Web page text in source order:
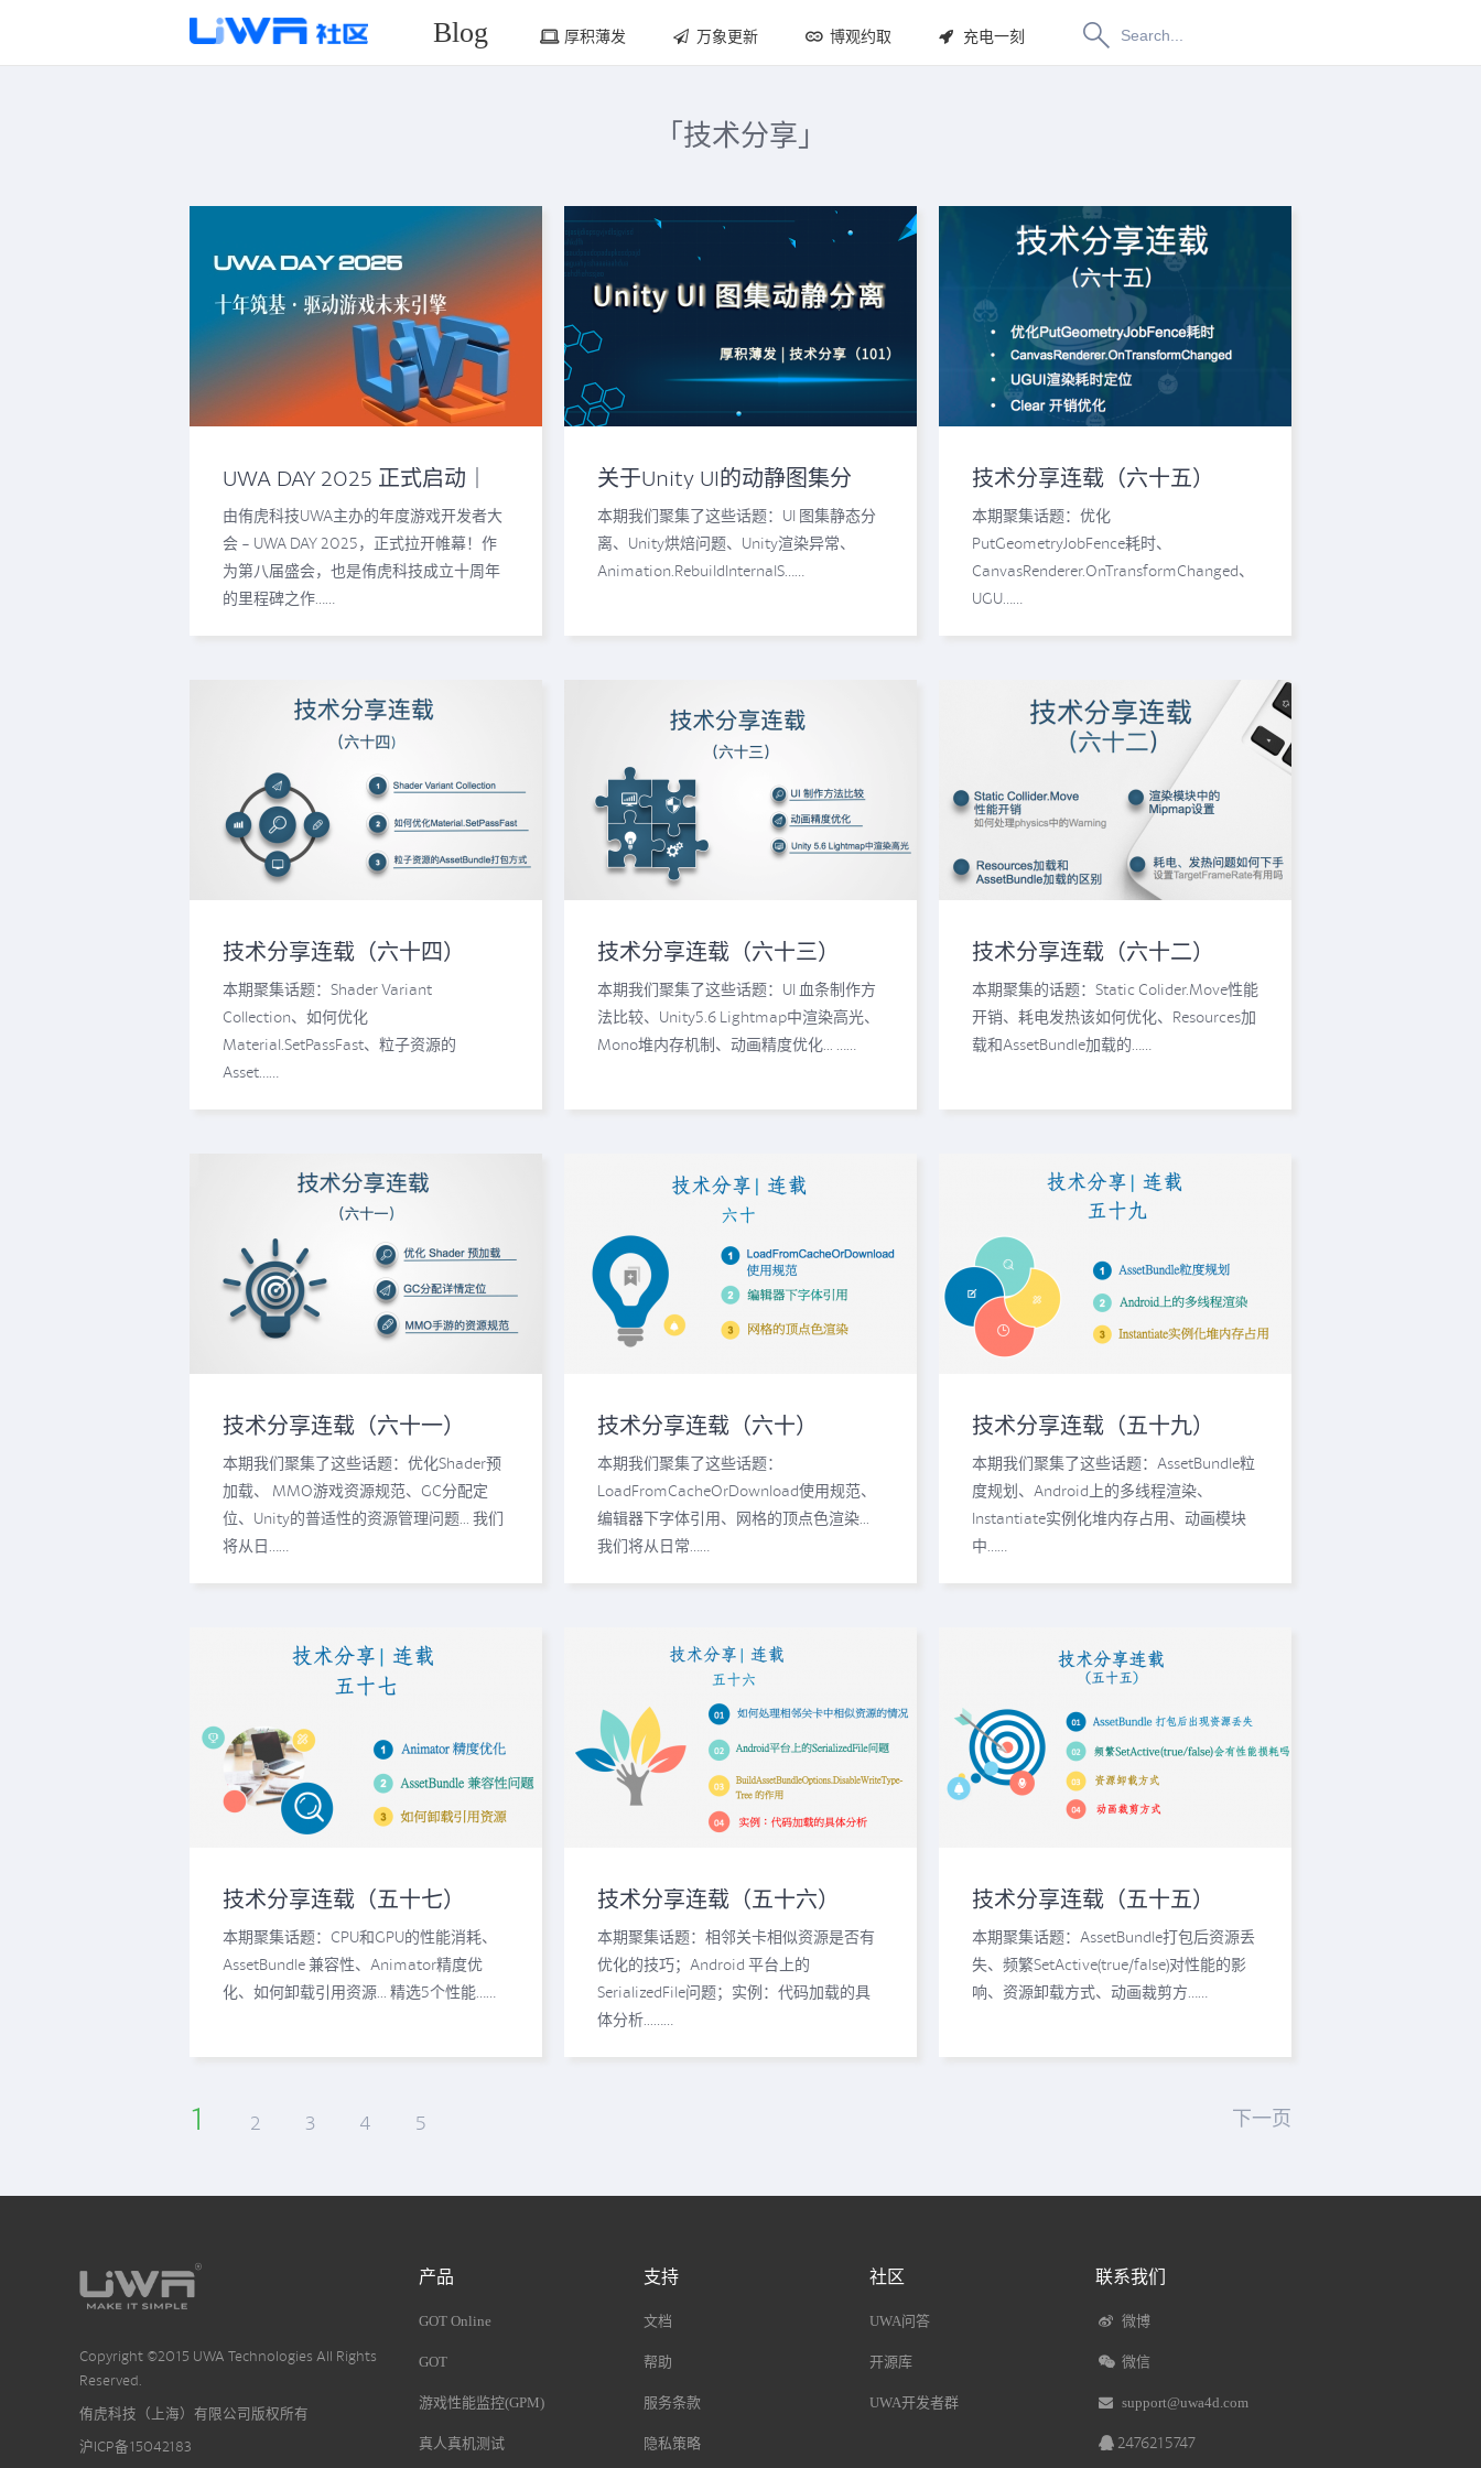
Blog 厚积薄发 万象更新 博观约取 充电一刻 博物纳新
「技术分享」
UWA DAY 2025 正式启动｜
十年筑基，驱动游戏未来引擎
由侑虎科技UWA主办的年度游戏开发者大
会 - UWA DAY 2025，正式拉开帷幕！作
为第八届盛会，也是侑虎科技成立十周年
的里程碑之作……
关于Unity UI的动静图集分
离，你需要了解这些！
本期我们聚集了这些话题：UI 图集静态分
离、Unity烘焙问题、Unity渲染异常、
Animation.RebuildInternalS……
技术分享连载（六十五）
本期聚集话题：优化
PutGeometryJobFence耗时、
CanvasRenderer.OnTransformChanged、
UGU……
技术分享连载（六十四）
本期聚集话题：Shader Variant
Collection、如何优化
Material.SetPassFast、粒子资源的
Asset……
技术分享连载（六十三）
本期我们聚集了这些话题：UI 血条制作方
法比较、Unity5.6 Lightmap中渲染高光、
Mono堆内存机制、动画精度优化... ……
技术分享连载（六十二）
本期聚集的话题：Static Colider.Move性能
开销、耗电发热该如何优化、Resources加
载和AssetBundle加载的……
技术分享连载（六十一）
本期我们聚集了这些话题：优化Shader预
加载、 MMO游戏资源规范、GC分配定
位、Unity的普适性的资源管理问题... 我们
将从日……
技术分享连载（六十）
本期我们聚集了这些话题：
LoadFromCacheOrDownload使用规范、
编辑器下字体引用、网格的顶点色渲染...
我们将从日常……
技术分享连载（五十九）
本期我们聚集了这些话题：AssetBundle粒
度规划、Android上的多线程渲染、
Instantiate实例化堆内存占用、动画模块
中……
技术分享连载（五十七）
本期聚集话题：CPU和GPU的性能消耗、
AssetBundle 兼容性、Animator精度优
化、如何卸载引用资源... 精选5个性能……
技术分享连载（五十六）
本期聚集话题：相邻关卡相似资源是否有
优化的技巧；Android 平台上的
SerializedFile问题；实例：代码加载的具
体分析...……
技术分享连载（五十五）
本期聚集话题：AssetBundle打包后资源丢
失、频繁SetActive(true/false)对性能的影
响、资源卸载方式、动画裁剪方……
1 2 3 4 5 下一页
Copyright ©2015 UWA Technologies All Rights
Reserved.
侑虎科技（上海）有限公司版权所有
沪ICP备15042183
产品
GOT Online
GOT
游戏性能监控(GPM)
真人真机测试
支持
文档
帮助
服务条款
隐私策略
社区
UWA问答
开源库
UWA开发者群
联系我们
微博
微信
support@uwa4d.com
2476215747